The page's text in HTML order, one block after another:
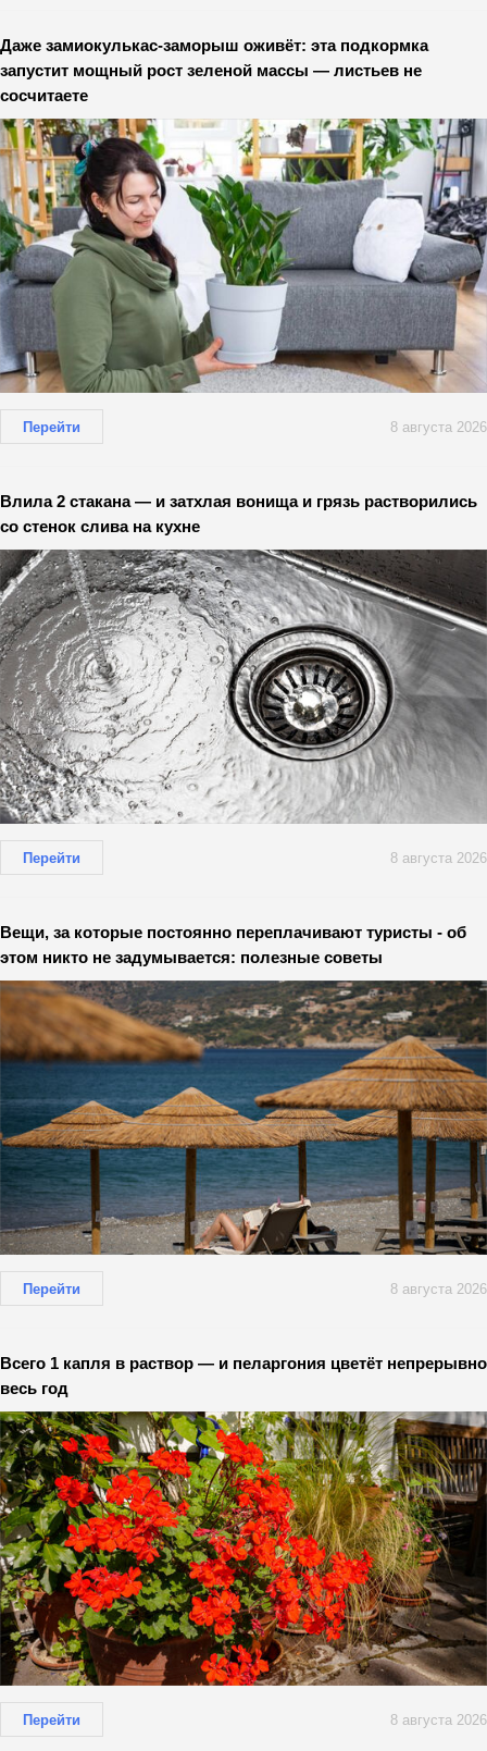
Даже замиокулькас-заморыш оживёт: эта подкормка
запустит мощный рост зеленой массы — листьев не
сосчитаете
Перейти 8 августа 2026
Влила 2 стакана — и затхлая вонища и грязь растворились
со стенок слива на кухне
Перейти 8 августа 2026
Вещи, за которые постоянно переплачивают туристы - об
этом никто не задумывается: полезные советы
Перейти 8 августа 2026
Всего 1 капля в раствор — и пеларгония цветёт непрерывно
весь год
Перейти 8 августа 2026